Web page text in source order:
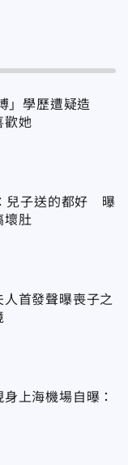
」學歷遭疑造
歡她
兒子送的都好 曝
壞肚
首發聲曝喪子之
上海機場自曝：